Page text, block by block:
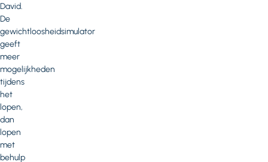
David.
De
gewichtloosheidsimulator
geeft
meer
mogelijkheden
tijdens
het
lopen,
dan
lopen
met
behulp